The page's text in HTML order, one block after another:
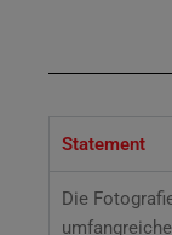
Statement
Die